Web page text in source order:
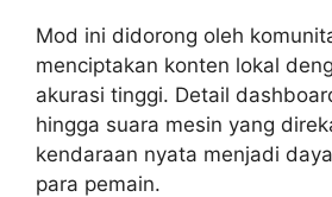
Mod ini didorong oleh
menciptakan konten lokal
akurasi tinggi. Detail
hingga suara mesin yang
kendaraan nyata menjadi
para pemain.